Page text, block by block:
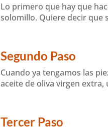
Lo primero que hay que
solomillo. Quiere decir que
Segundo Paso
Cuando ya tengamos las
aceite de oliva virgen extra,
Tercer Paso